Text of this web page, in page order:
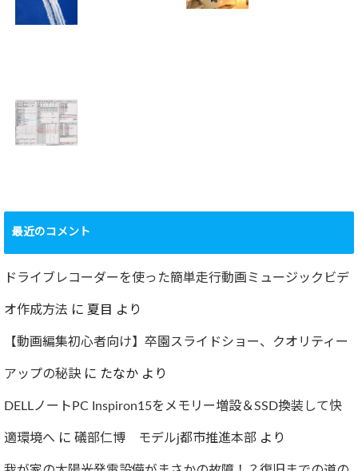
2023.10.14
で交換
撮影方法のレクチ
ャー
2022.12.24
要再検査となって
しまった…
2022.07.30
最近のコメント
ドライブレコーダーを使った簡単走行動画ミュージックビデ
オ作成方法 に 夏目 より
【動画編集初心者向け】卒園スライドショー、クオリティー
アップの秘訣に たなか より
DELLノートPC Inspiron15をメモリー増設＆SSD換装して快
適環境へ に 礒部仁博 モデルj都市推進本部 より